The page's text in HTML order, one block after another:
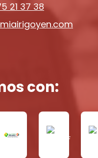
21 37 38
con: